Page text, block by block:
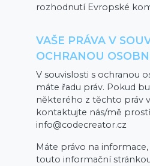
rozhodnutí Evropské
VAŠE PRÁVA V
OCHRANOU
V souvislosti s ochranou
máte řadu práv. Pokud
některého z těchto práv
kontaktujte nás/mě
info@codecreator.cz
Máte právo na
touto informační